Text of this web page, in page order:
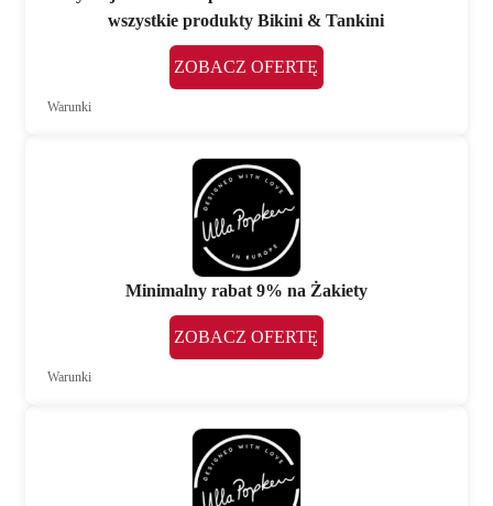
wszystkie produkty Bikini & Tankini
ZOBACZ OFERTĘ
Warunki
Minimalny rabat 9% na Żakiety
ZOBACZ OFERTĘ
Warunki